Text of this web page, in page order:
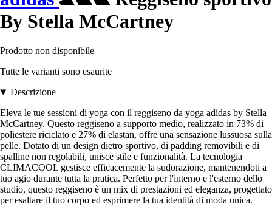
By Stella McCartney
Prodotto non disponibile
Tutte le varianti sono esaurite
Descrizione
Eleva le tue sessioni di yoga con il reggiseno da yoga adidas by Stella
McCartney. Questo reggiseno a supporto medio, realizzato in 73% di
poliestere riciclato e 27% di elastan, offre una sensazione lussuosa sulla
pelle. Dotato di un design dietro sportivo, di padding removibili e di
spalline non regolabili, unisce stile e funzionalità. La tecnologia
CLIMACOOL gestisce efficacemente la sudorazione, mantenendoti a
tuo agio durante tutta la pratica. Perfetto per l'interno e l'esterno dello
studio, questo reggiseno è un mix di prestazioni ed eleganza, progettato
per esaltare il tuo corpo ed esprimere la tua identità di moda unica.